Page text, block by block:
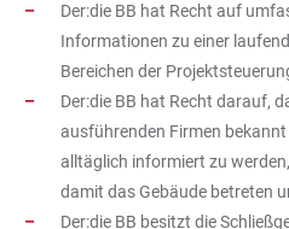
Der:die BB hat Recht auf
Informationen zu einer
Bereichen der
Der:die BB hat Recht darauf,
ausführenden Firmen
alltäglich informiert zu
damit das Gebäude betreten
Der:die BB besitzt die